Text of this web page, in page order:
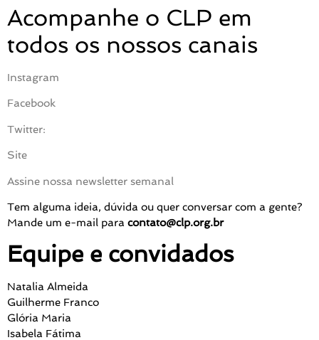
Acompanhe o CLP em
todos os nossos canais
Instagram
Facebook
Twitter:
Site
Assine nossa newsletter semanal
Tem alguma ideia, dúvida ou quer conversar com a gente?
Mande um e-mail para contato@clp.org.br
Equipe e convidados
Natalia Almeida
Guilherme Franco
Glória Maria
Isabela Fátima